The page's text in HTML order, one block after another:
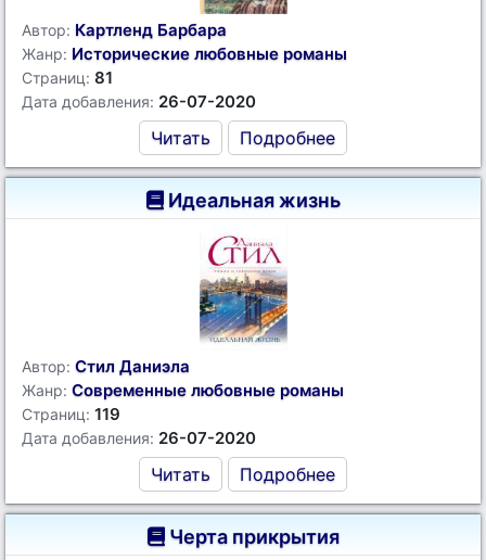
Автор: Картленд Барбара
Жанр: Исторические любовные романы
Страниц: 81
Дата добавления: 26-07-2020
Читать Подробнее
Идеальная жизнь
Автор: Стил Даниэла
Жанр: Современные любовные романы
Страниц: 119
Дата добавления: 26-07-2020
Читать Подробнее
Черта прикрытия